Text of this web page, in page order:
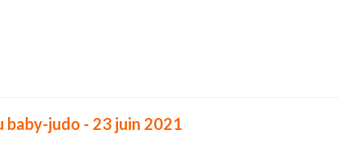
baby-judo - 23 juin 2021